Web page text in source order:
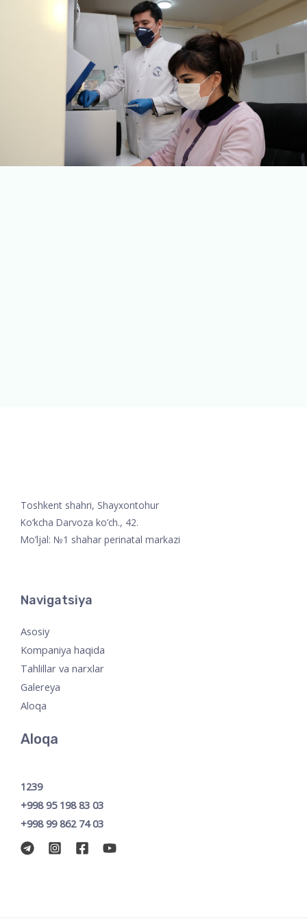
Toshkent shahri, Shayxontohur
Ko‘kcha Darvoza ko’ch., 42.
Mo’ljal: №1 shahar perinatal markazi
Navigatsiya
Asosiy
Kompaniya haqida
Tahlillar va narxlar
Galereya
Aloqa
Aloqa
1239
+998 95 198 83 03
+998 99 862 74 03